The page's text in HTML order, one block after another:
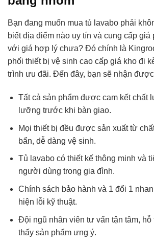
Bạn đang muốn mua tủ lavabo phải
biết địa điểm nào uy tín và cung cấp
với giá hợp lý chưa? Đó chính là
phối thiết bị vệ sinh cao cấp giá kho đi
trình ưu đãi. Đến đây, bạn sẽ nhận
Tất cả sản phẩm được cam kết chất
lưỡng trước khi bàn giao.
Mọi thiết bị đều được sản xuất từ
bẩn, dễ dàng vệ sinh.
Tủ lavabo có thiết kế thông minh và
người dùng trong gia đình.
Chính sách bảo hành và 1 đổi 1
hiện lỗi kỹ thuật.
Đội ngũ nhân viên tư vấn tận tâm, hỗ
thấy sản phẩm ưng ý.